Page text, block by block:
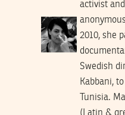
activist
2010, she
Swedish
Kabbani,
Tunisia.
(Latin &